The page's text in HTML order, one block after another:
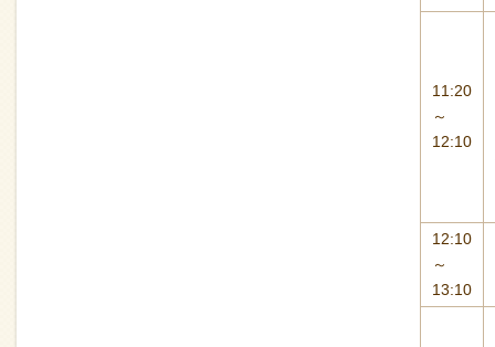
11:20
～
12:10
12:10
～
13:10